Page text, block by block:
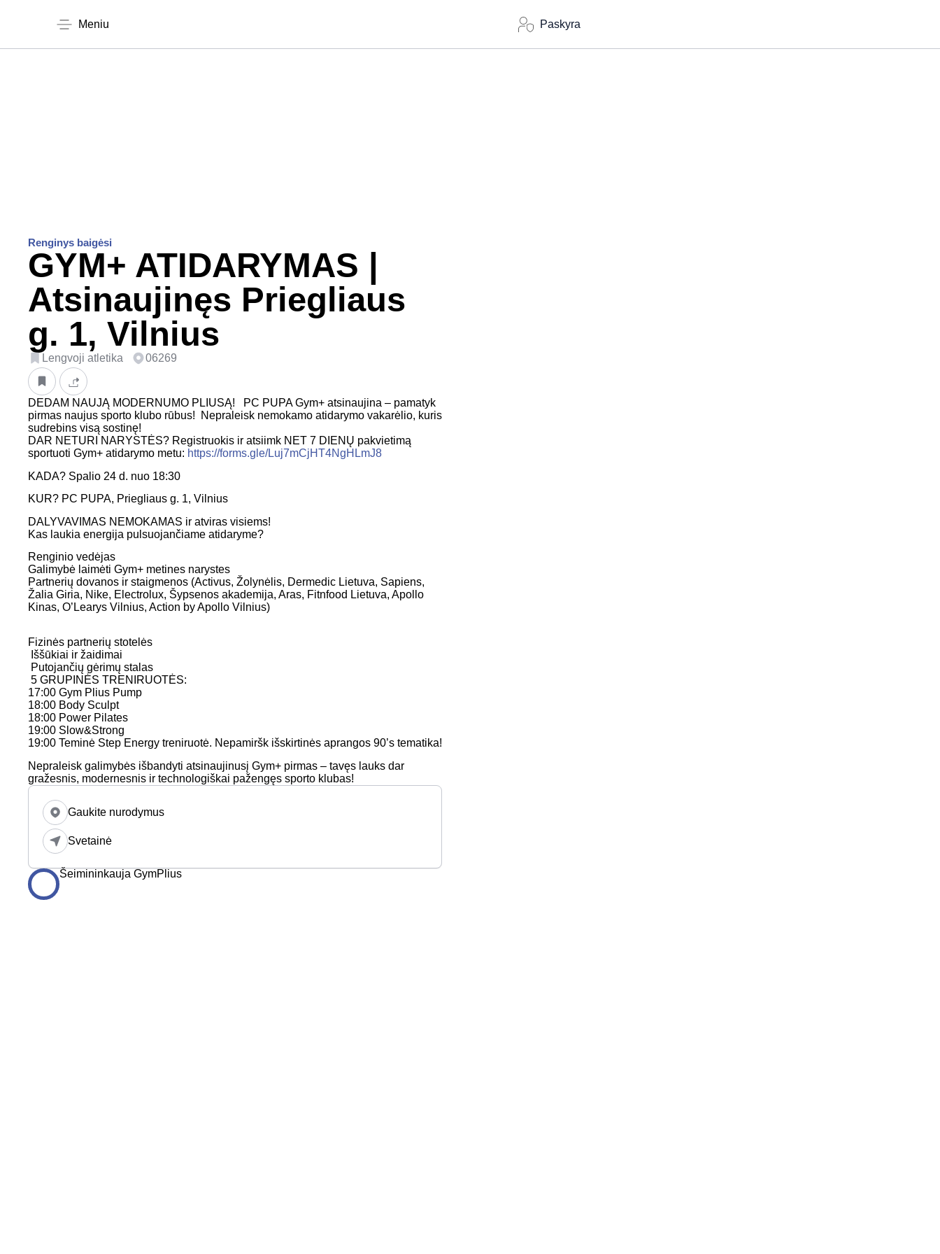
Meniu Paskyra
Renginys baigėsi
GYM+ ATIDARYMAS |
Atsinaujinęs Priegliaus
g. 1, Vilnius
Lengvoji atletika 06269
DEDAM NAUJĄ MODERNUMO PLIUSĄ! PC PUPA Gym+ atsinaujina – pamatyk
pirmas naujus sporto klubo rūbus! Nepraleisk nemokamo atidarymo vakarėlio, kuris
sudrebins visą sostinę!
DAR NETURI NARYSTĖS? Registruokis ir atsiimk NET 7 DIENŲ pakvietimą
sportuoti Gym+ atidarymo metu: https://forms.gle/Luj7mCjHT4NgHLmJ8
KADA? Spalio 24 d. nuo 18:30
KUR? PC PUPA, Priegliaus g. 1, Vilnius
DALYVAVIMAS NEMOKAMAS ir atviras visiems!
Kas laukia energija pulsuojančiame atidaryme?
Renginio vedėjas
Galimybė laimėti Gym+ metines narystes
Partnerių dovanos ir staigmenos (Activus, Žolynėlis, Dermedic Lietuva, Sapiens,
Žalia Giria, Nike, Electrolux, Šypsenos akademija, Aras, Fitnfood Lietuva, Apollo
Kinas, O’Learys Vilnius, Action by Apollo Vilnius)
Fizinės partnerių stotelės
Iššūkiai ir žaidimai
Putojančių gėrimų stalas
5 GRUPINĖS TRENIRUOTĖS:
17:00 Gym Plius Pump
18:00 Body Sculpt
18:00 Power Pilates
19:00 Slow&Strong
19:00 Teminė Step Energy treniruotė. Nepamiršk išskirtinės aprangos 90’s tematika!
Nepraleisk galimybės išbandyti atsinaujinusį Gym+ pirmas – tavęs lauks dar
gražesnis, modernesnis ir technologiškai pažengęs sporto klubas!
Gaukite nurodymus
Svetainė
Šeimininkauja GymPlius